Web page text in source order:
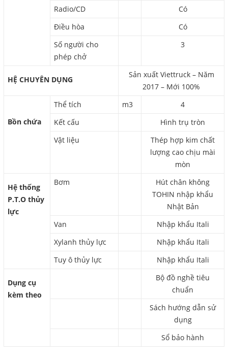
Radio/CD
Có
Điều hòa
Có
Số người cho
phép chở
3
HỆ CHUYÊN DỤNG
Sản xuất Viettruck – Năm
2017 – Mới 100%
Bồn chứa
Thể tích m3
4
Kết cấu
Hình trụ tròn
Vật liệu
Thép hợp kim chất
lượng cao chịu mài
mòn
Hệ thống
P.T.O thủy
lực
Bơm
Hút chân không
TOHIN nhập khẩu
Nhật Bản
Van
Nhập khẩu Itali
Xylanh thủy lực
Nhập khẩu Itali
Tuy ô thủy lực
Nhập khẩu Itali
Dụng cụ
kèm theo
Bộ đồ nghề tiêu
chuẩn
Sách hướng dẫn sử
dụng
Sổ bảo hành